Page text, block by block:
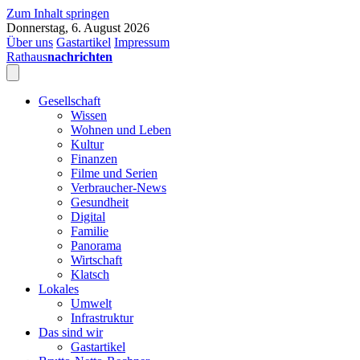
Zum Inhalt springen
Donnerstag, 6. August 2026
Über uns Gastartikel Impressum
Rathausnachrichten
Gesellschaft
Wissen
Wohnen und Leben
Kultur
Finanzen
Filme und Serien
Verbraucher-News
Gesundheit
Digital
Familie
Panorama
Wirtschaft
Klatsch
Lokales
Umwelt
Infrastruktur
Das sind wir
Gastartikel